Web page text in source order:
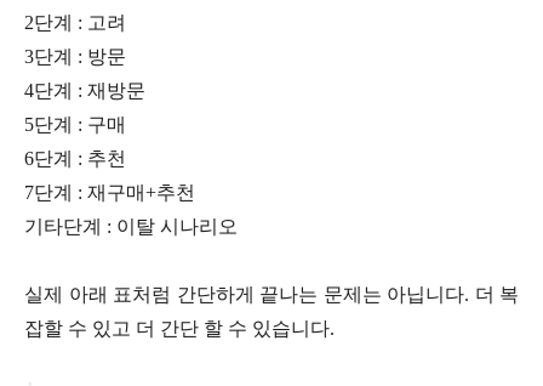
2단계 : 고려
3단계 : 방문
4단계 : 재방문
5단계 : 구매
6단계 : 추천
7단계 : 재구매+추천
기타단계 : 이탈 시나리오
실제 아래 표처럼 간단하게 끝나는 문제는 아닙니다. 더 복
잡할 수 있고 더 간단 할 수 있습니다.